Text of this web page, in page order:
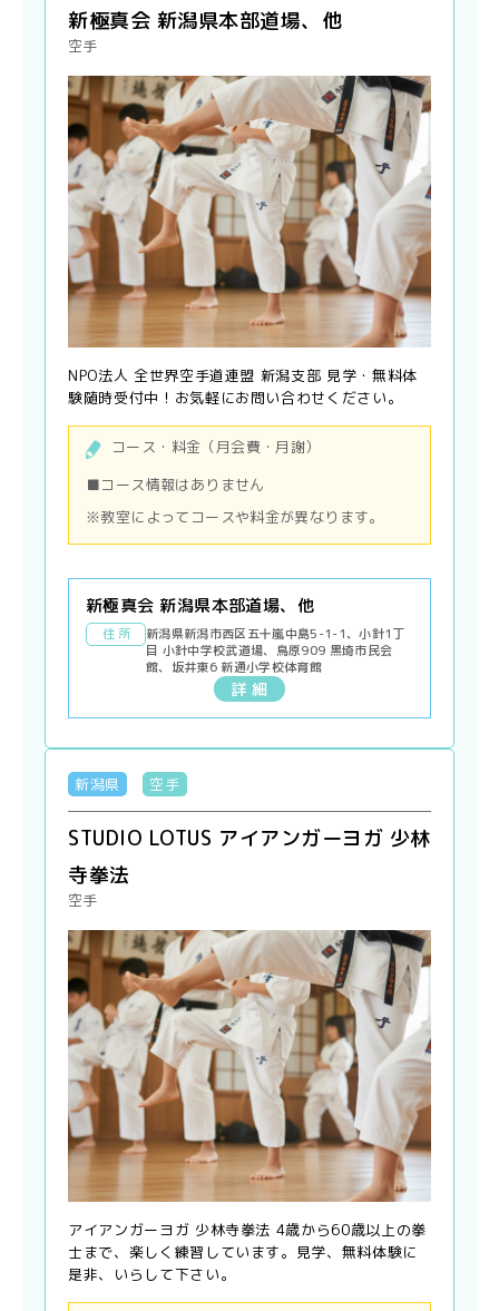
新極真会 新潟県本部道場、他
空手
NPO法人 全世界空手道連盟 新潟支部 見学・無料体
験随時受付中！お気軽にお問い合わせください。
コース・料金（月会費・月謝）
■コース情報はありません
※教室によってコースや料金が異なります。
新極真会 新潟県本部道場、他
住 所
新潟県新潟市西区五十嵐中島5-1-1、小針1丁
目 小針中学校武道場、鳥原909 黒埼市民会
館、坂井東6 新通小学校体育館
詳 細
新潟県 空手
STUDIO LOTUS アイアンガーヨガ 少林
寺拳法
空手
アイアンガーヨガ 少林寺拳法 4歳から60歳以上の拳
士まで、楽しく練習しています。見学、無料体験に
是非、いらして下さい。